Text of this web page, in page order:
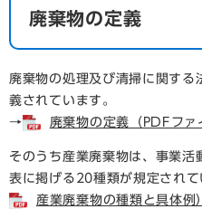
廃棄物の定義
廃棄物の処理及び清掃に関す
義されています。
→
廃棄物の定義（PDFファ
そのうち産業廃棄物は、事業活
表に掲げる20種類が規定され
産業廃棄物の種類と具体例